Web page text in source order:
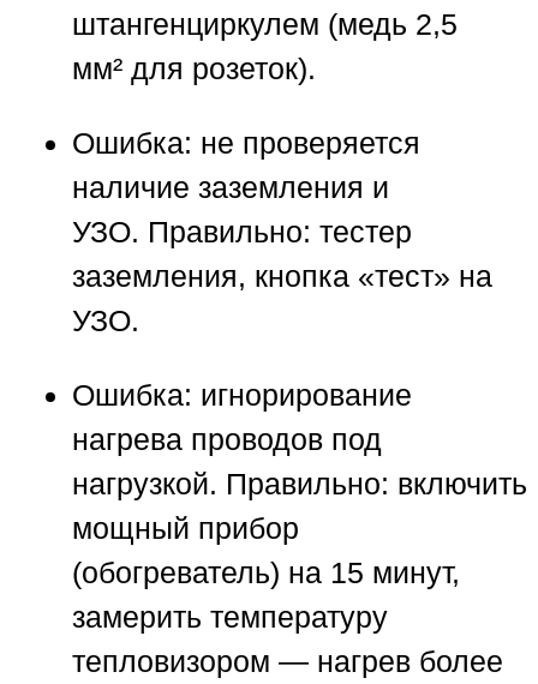
штангенциркулем (медь 2,5
мм² для розеток).
Ошибка: не проверяется
наличие заземления и
УЗО. Правильно: тестер
заземления, кнопка «тест» на
УЗО.
Ошибка: игнорирование
нагрева проводов под
нагрузкой. Правильно: включить
мощный прибор
(обогреватель) на 15 минут,
замерить температуру
тепловизором — нагрев более